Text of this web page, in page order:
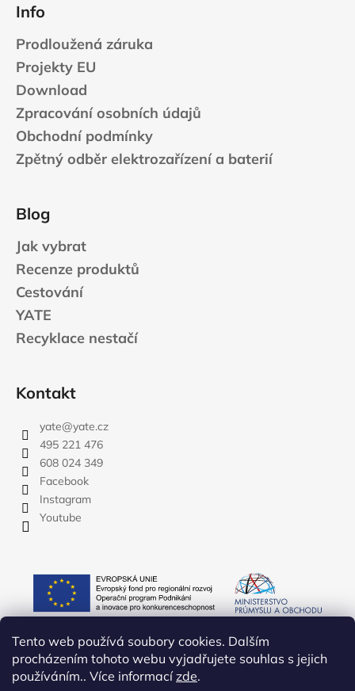
Tento web používá soubory cookies. Dalším
procházením tohoto webu vyjadřujete souhlas s jejich
používáním.. Více informacízde.
Info
Prodloužená záruka
Projekty EU
Download
Zpracování osobních údajů
Obchodní podmínky
Zpětný odběr elektrozařízení a baterií
Blog
Jak vybrat
Recenze produktů
Cestování
YATE
Recyklace nestačí
Kontakt
yate@yate.cz
495 221 476
608 024 349
Facebook
Instagram
Youtube